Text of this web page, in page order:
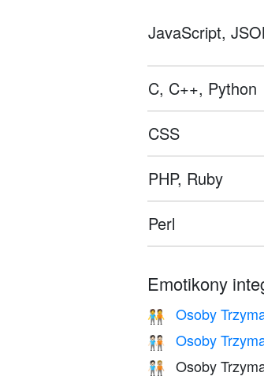
JavaScript,
C, C++, Python
CSS
PHP, Ruby
Perl
Emotikony
🧑‍🤝‍🧑 Osoby
🧑🏻‍🤝‍🧑🏻 Osoby
🧑🏻‍🤝‍🧑🏼 Osoby